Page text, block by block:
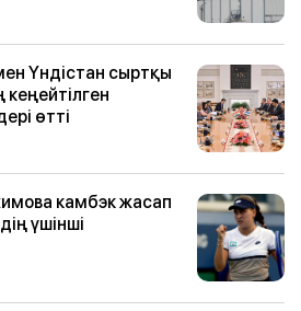
Үндістан сыртқы
кеңейтілген
өтті
камбэк жасап
үшінші